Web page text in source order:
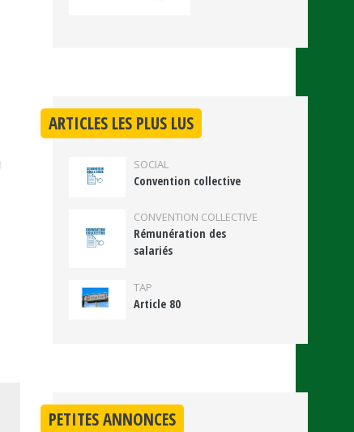
ARTICLES LES PLUS LUS
SOCIAL
Convention collective
CONVENTION COLLECTIVE
Rémunération des
salariés
TAP
Article 80
PETITES ANNONCES